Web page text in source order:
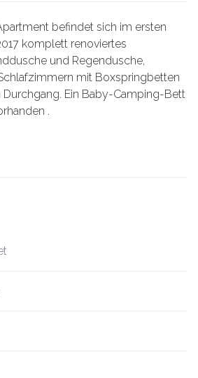
befindet sich im ersten
komplett renoviertes
und Regendusche,
mit Boxspringbetten
Ein Baby-Camping-Bett
.